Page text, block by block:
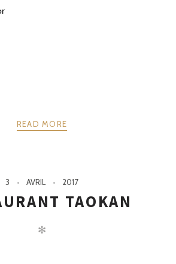
READ MORE
3 AVRIL 2017
TAOKAN
✻